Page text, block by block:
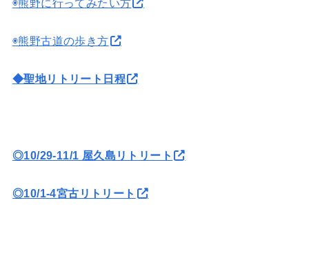
◉熊野に行ってみたい方
◉熊野古道の歩き方
◆聖地リトリート日程
◎10/29-11/1 屋久島リトリート
◎10/1-4宮古リトリート